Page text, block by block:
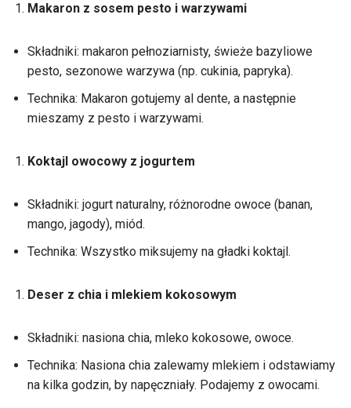
Makaron z sosem pesto i warzywami
Składniki: makaron pełnoziarnisty, świeże bazyliowe
pesto, sezonowe warzywa (np. cukinia, papryka).
Technika: Makaron gotujemy al dente, a następnie
mieszamy z pesto i warzywami.
Koktajl owocowy z jogurtem
Składniki: jogurt naturalny, różnorodne owoce (banan,
mango, jagody), miód.
Technika: Wszystko miksujemy na gładki koktajl.
Deser z chia i mlekiem kokosowym
Składniki: nasiona chia, mleko kokosowe, owoce.
Technika: Nasiona chia zalewamy mlekiem i odstawiamy
na kilka godzin, by napęczniały. Podajemy z owocami.